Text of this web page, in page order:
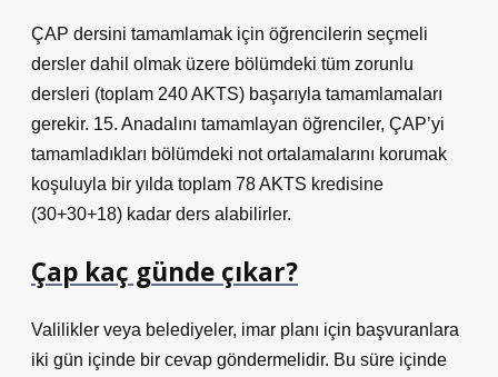
ÇAP dersini tamamlamak için öğrencilerin seçmeli
dersler dahil olmak üzere bölümdeki tüm zorunlu
dersleri (toplam 240 AKTS) başarıyla tamamlamaları
gerekir. 15. Anadalını tamamlayan öğrenciler, ÇAP’yi
tamamladıkları bölümdeki not ortalamalarını korumak
koşuluyla bir yılda toplam 78 AKTS kredisine
(30+30+18) kadar ders alabilirler.
Çap kaç günde çıkar?
Valilikler veya belediyeler, imar planı için başvuranlara
iki gün içinde bir cevap göndermelidir. Bu süre içinde